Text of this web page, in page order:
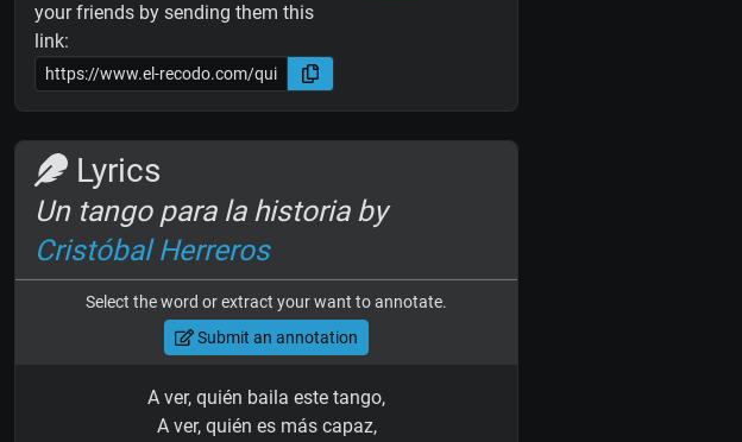
your friends by sending them this
link:
Lyrics
Un tango para la historia by
Cristóbal Herreros
Select the word or extract your want to annotate.
Submit an annotation
A ver, quién baila este tango,
A ver, quién es más capaz,